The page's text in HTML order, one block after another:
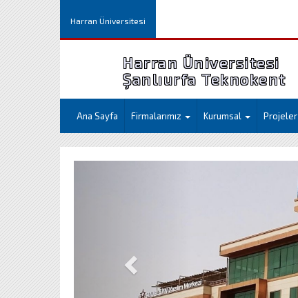
Harran Üniversitesi
Harran Üniversitesi
Şanlıurfa Teknokent
Ana Sayfa Firmalarımız Kurumsal Projeler